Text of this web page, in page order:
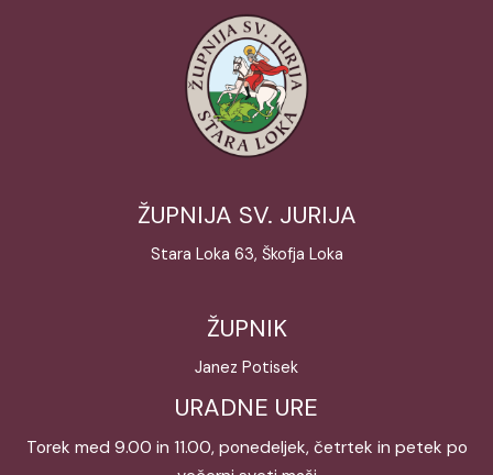
ŽUPNIJA SV. JURIJA
Stara Loka 63, Škofja Loka
ŽUPNIK
Janez Potisek
URADNE URE
Torek med 9.00 in 11.00, ponedeljek, četrtek in petek po